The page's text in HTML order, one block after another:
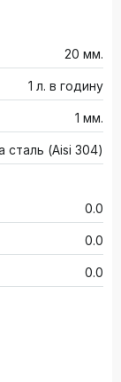
20 мм.
1 л. в годину
1 мм.
сталь (Aisi 304)
0.0
0.0
0.0